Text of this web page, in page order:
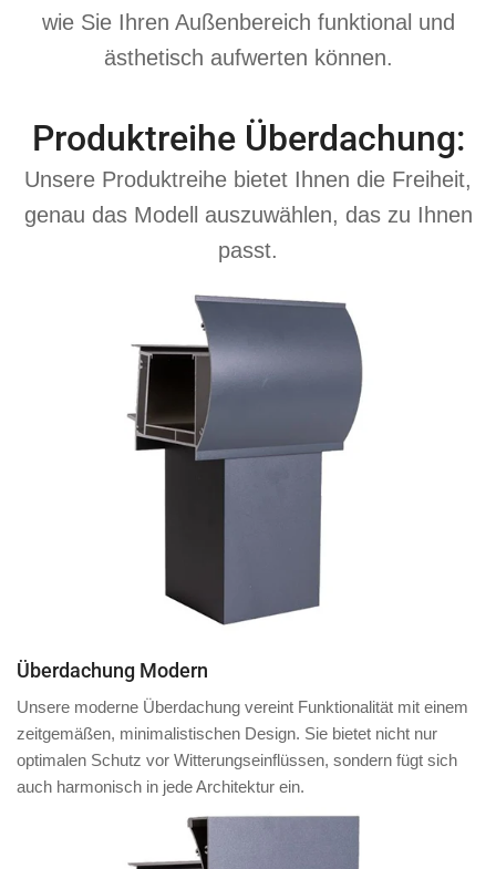
wie Sie Ihren Außenbereich funktional und
ästhetisch aufwerten können.
Produktreihe Überdachung:
Unsere Produktreihe bietet Ihnen die Freiheit,
genau das Modell auszuwählen, das zu Ihnen
passt.
Überdachung Modern
Unsere moderne Überdachung vereint Funktionalität mit einem
zeitgemäßen, minimalistischen Design. Sie bietet nicht nur
optimalen Schutz vor Witterungseinflüssen, sondern fügt sich
auch harmonisch in jede Architektur ein.